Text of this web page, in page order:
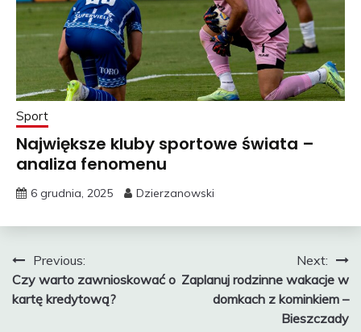
Sport
Największe kluby sportowe świata –
analiza fenomenu
6 grudnia, 2025 Dzierzanowski
Nawigacja
wpisu
Previous:
Czy warto zawnioskować o
kartę kredytową?
Next:
Zaplanuj rodzinne wakacje w
domkach z kominkiem –
Bieszczady